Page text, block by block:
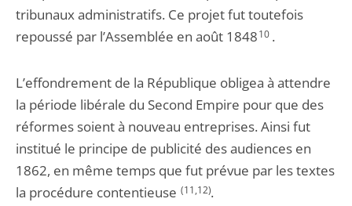
tribunaux administratifs. Ce projet fut toutefois
repoussé par l’Assemblée en août 184810.
L’effondrement de la République obligea à attendre
la période libérale du Second Empire pour que des
réformes soient à nouveau entreprises. Ainsi fut
institué le principe de publicité des audiences en
1862, en même temps que fut prévue par les textes
la procédure contentieuse (11,12).